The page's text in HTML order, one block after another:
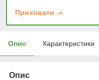
Приховати
Опис Характеристики
Опис